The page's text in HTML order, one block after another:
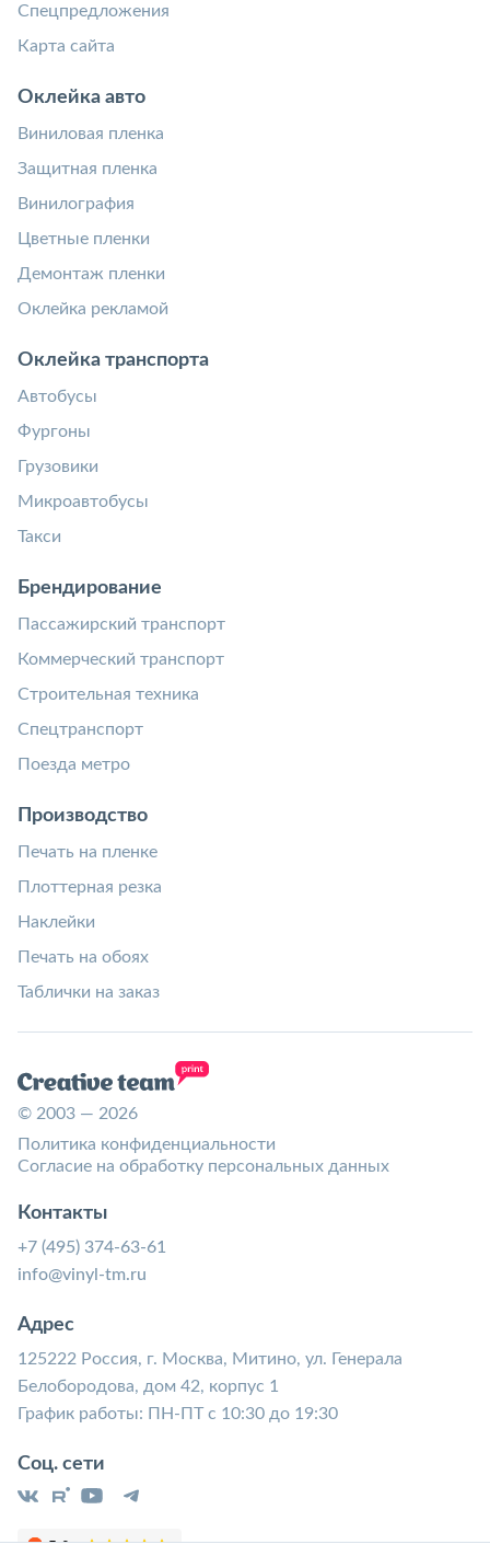
Спецпредложения
Карта сайта
Оклейка авто
Виниловая пленка
Защитная пленка
Винилография
Цветные пленки
Демонтаж пленки
Оклейка рекламой
Оклейка транспорта
Автобусы
Фургоны
Грузовики
Микроавтобусы
Такси
Брендирование
Пассажирский транспорт
Коммерческий транспорт
Строительная техника
Спецтранспорт
Поезда метро
Производство
Печать на пленке
Плоттерная резка
Наклейки
Печать на обоях
Таблички на заказ
© 2003 — 2026
Политика конфиденциальности
Согласие на обработку персональных данных
Контакты
+7 (495) 374-63-61
info@vinyl-tm.ru
Адрес
125222 Россия, г. Москва, Митино, ул. Генерала
Белобородова, дом 42, корпус 1
График работы: ПН-ПТ с 10:30 до 19:30
Соц. сети